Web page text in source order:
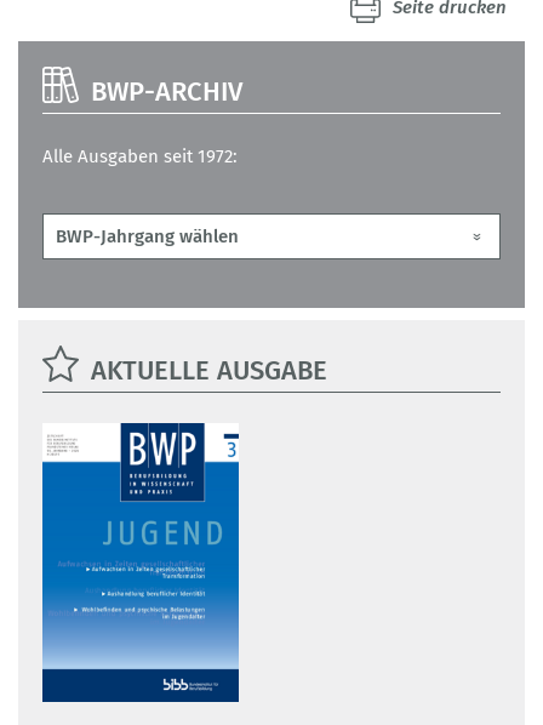
Seite drucken
BWP-ARCHIV
Alle Ausgaben seit 1972:
AKTUELLE AUSGABE